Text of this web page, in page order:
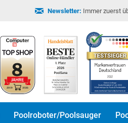
Newsletter: Immer zuerst
Poolroboter/Poolsauger